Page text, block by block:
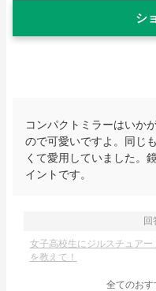
シ
コンパクトミラーはいか
ので可愛いですよ。同じ
くて愛用していました。
イントです。
回
女子高校生にジルスチュア
を教えて！
全てのおす